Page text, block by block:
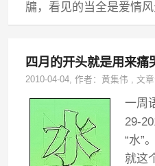
牖，看见的当全是爱情风
四月的开头就是用来痛
2010-04-04, 作者：黄集伟 ,文
一周
29-
“水”
就这